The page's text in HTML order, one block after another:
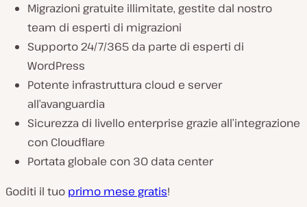
Migrazioni gratuite illimitate, gestite dal nostro
team di esperti di migrazioni
Supporto 24/7/365 da parte di esperti di
WordPress
Potente infrastruttura cloud e server
all’avanguardia
Sicurezza di livello enterprise grazie all’integrazione
con Cloudflare
Portata globale con 30 data center
Goditi il tuo primo mese gratis!